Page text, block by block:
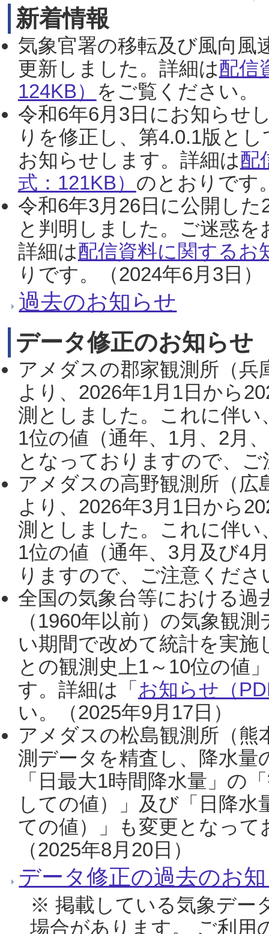
新着情報
気象官署の移転及び風向風
更新しました。詳細は配信
124KB） をご覧ください。
令和6年6月3日にお知らせ
りを修正し、第4.0.1版と
お知らせします。詳細は配
式：121KB） のとおりです
令和6年3月26日に公開し
と判明しました。ご迷惑
詳細は配信資料に関するお
りです。（2024年6月3日）
過去のお知らせ
データ修正のお知らせ
アメダスの郡家観測所（
より、2026年1月1日から
測としました。これに伴い
1位の値（通年、1月、2月
となっておりますので、
アメダスの高野観測所（
より、2026年3月1日から
測としました。これに伴い
1位の値（通年、3月及び4
りますので、ご注意くだ
全国の気象台等における過
（1960年以前）の気象観
い期間で改めて統計を実
との観測史上1～10位の値
す。詳細は「 お知らせ（
い。（2025年9月17日）
アメダスの松島観測所（熊
測データを精査し、降水
「日最大1時間降水量」の
しての値）」及び「日降
ての値）」も変更となっ
（2025年8月20日）
データ修正の過去のお
※ 掲載している気象デー
場合があります。 ご利用